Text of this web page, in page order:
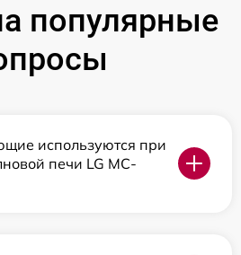
популярные
используются при
печи LG MC-